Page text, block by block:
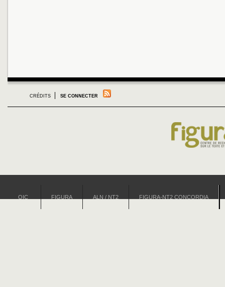
CRÉDITS SE CONNECTER
OIC FIGURA ALN / NT2 FIGURA-NT2 CONCORDIA